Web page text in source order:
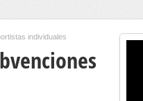
individuales